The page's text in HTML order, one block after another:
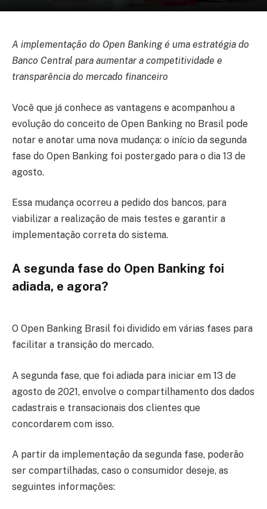
A implementação do Open Banking é uma estratégia do
Banco Central para aumentar a competitividade e
transparência do mercado financeiro
Você que já conhece as vantagens e acompanhou a
evolução do conceito de Open Banking no Brasil pode
notar e anotar uma nova mudança: o início da segunda
fase do Open Banking foi postergado para o dia 13 de
agosto.
Essa mudança ocorreu a pedido dos bancos, para
viabilizar a realização de mais testes e garantir a
implementação correta do sistema.
A segunda fase do Open Banking foi
adiada, e agora?
O Open Banking Brasil foi dividido em várias fases para
facilitar a transição do mercado.
A segunda fase, que foi adiada para iniciar em 13 de
agosto de 2021, envolve o compartilhamento dos dados
cadastrais e transacionais dos clientes que
concordarem com isso.
A partir da implementação da segunda fase, poderão
ser compartilhadas, caso o consumidor deseje, as
seguintes informações: